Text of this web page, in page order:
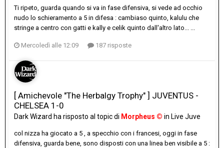
Ti ripeto, guarda quando si va in fase difensiva, si vede ad occhio
nudo lo schieramento a 5 in difesa : cambiaso quinto, kalulu che
stringe a centro con gatti e kally e celik quinto dall'altro lato... ...
Mercoledì alle 12:09 187 risposte
[ Amichevole "The Herbalgy Trophy" ] JUVENTUS -
CHELSEA 1-0
Dark Wizard ha risposto al topic di Morpheus © in Live Juve
col nizza ha giocato a 5 , a specchio con i francesi, oggi in fase
difensiva, guarda bene, sono disposti con una linea ben visibile a 5 :